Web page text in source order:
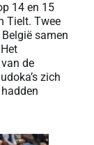
14 en 15
Tielt. Twee
samen
de
zich